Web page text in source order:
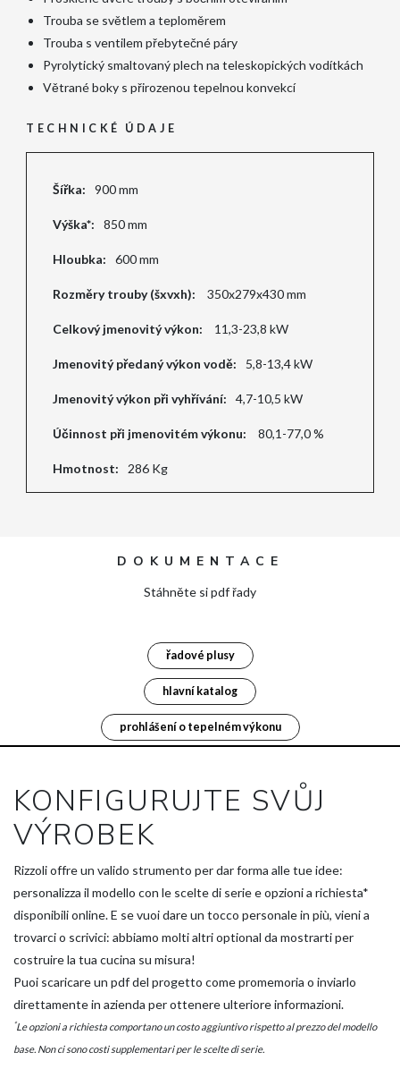
Trouba se světlem a teploměrem
Trouba s ventilem přebytečné páry
Pyrolytický smaltovaný plech na teleskopických vodítkách
Větrané boky s přirozenou tepelnou konvekcí
TECHNICKÉ ÚDAJE
Šířka: 900 mm
Výška*: 850 mm
Hloubka: 600 mm
Rozměry trouby (šxvxh): 350x279x430 mm
Celkový jmenovitý výkon: 11,3-23,8 kW
Jmenovitý předaný výkon vodě: 5,8-13,4 kW
Jmenovitý výkon při vyhřívání: 4,7-10,5 kW
Účinnost při jmenovitém výkonu: 80,1-77,0 %
Hmotnost: 286 Kg
DOKUMENTACE
Stáhněte si pdf řady
řadové plusy
hlavní katalog
prohlášení o tepelném výkonu
KONFIGURUJTE SVŮJ
VÝROBEK
Rizzoli offre un valido strumento per dar forma alle tue idee:
personalizza il modello con le scelte di serie e opzioni a richiesta*
disponibili online. E se vuoi dare un tocco personale in più, vieni a
trovarci o scrivici: abbiamo molti altri optional da mostrarti per
costruire la tua cucina su misura!
Puoi scaricare un pdf del progetto come promemoria o inviarlo
direttamente in azienda per ottenere ulteriore informazioni.
*Le opzioni a richiesta comportano un costo aggiuntivo rispetto al prezzo del modello
base. Non ci sono costi supplementari per le scelte di serie.